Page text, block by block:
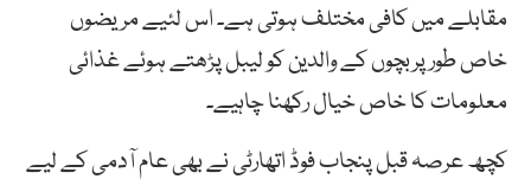
مقابلے میں کافی مختلف ہوتی ہے۔ اس لئیے مریضوں
خاص طور پربچوں کے والدین کو لیبل پڑھتے ہوئے غذائی
معلومات کا خاص خیال رکھنا چاہیے۔
کچھ عرصہ قبل پنجاب فوڈ اتھارٹی نے بھی عام آدمی کے لیے